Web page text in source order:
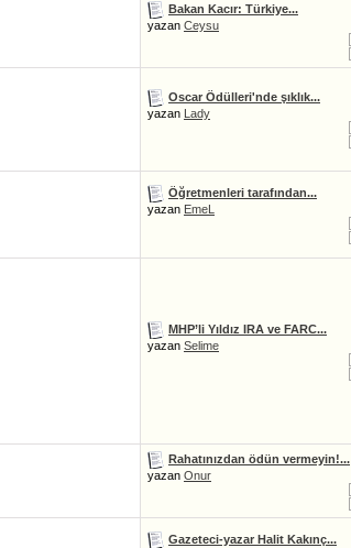
Bakan Kacır: Türkiye...
yazan Ceysu
Oscar Ödülleri'nde şıklık...
yazan Lady
Öğretmenleri tarafından...
yazan EmeL
MHP’li Yıldız IRA ve FARC...
yazan Selime
Rahatınızdan ödün vermeyin!...
yazan Onur
Gazeteci-yazar Halit Kakınç...